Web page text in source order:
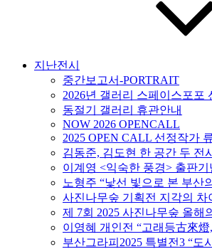
지난전시
중간보고서-PORTRAIT
2026년 갤러리 스페이스포포
동절기 갤러리 휴관안내
NOW 2026 OPENCALL
2025 OPEN CALL 선정작가
김동준, 김도현 한 공간 두 전
이계영 <익숙한 풍경> 출판
노형주 “낯선 빛으로 본 부산
사진나무숲 기획전 지각의 차
제 7회 2025 사진나무숲 올해
이영혜 개인전 “고래등古來
부산그라피2025 특별전3 “도